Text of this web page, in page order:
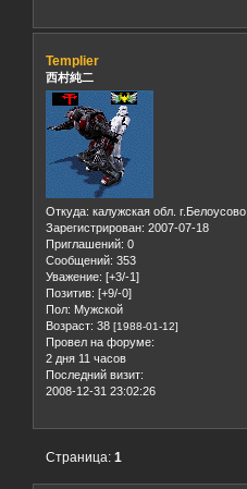
Templier
西村純二
Откуда: калужская обл. г.Белоусово
Зарегистрирован: 2007-07-18
Приглашений: 0
Сообщений: 353
Уважение: [+3/-1]
Позитив: [+9/-0]
Пол: Мужской
Возраст: 38 [1988-01-12]
Провел на форуме:
2 дня 11 часов
Последний визит:
2008-12-31 23:02:26
Страница:1